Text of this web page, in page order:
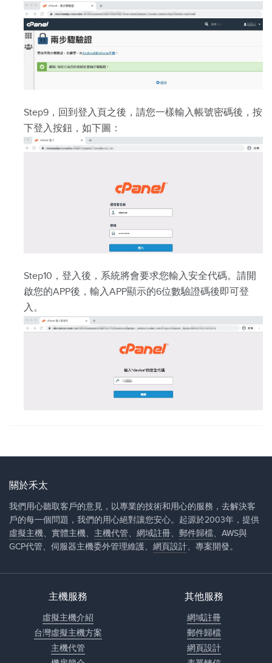
Step9，回到登入頁之後，請您一樣輸入帳號密碼後，按
下登入按鈕，如下圖：
Step10，登入後，系統將會要求您輸入安全代碼。請開
啟您的APP後，輸入APP顯示的6位數驗證碼後即可登
入。
關於禾太
我們用心聽取客戶的意見，以專業的技術和用心的服務，去解決客
戶的每一個問題，我們的用心絕對讓您安心。起源於2003年，提供
虛擬主機、實體主機、 主機代管、 網域註冊、 郵件歸檔、AWS與
GCP代管、伺服器主機委外管理維護、 網頁設計、專案開發。
主機服務
虛擬主機介紹
台灣虛擬主機方案
主機代管
其他服務
網域註冊
郵件歸檔
網頁設計